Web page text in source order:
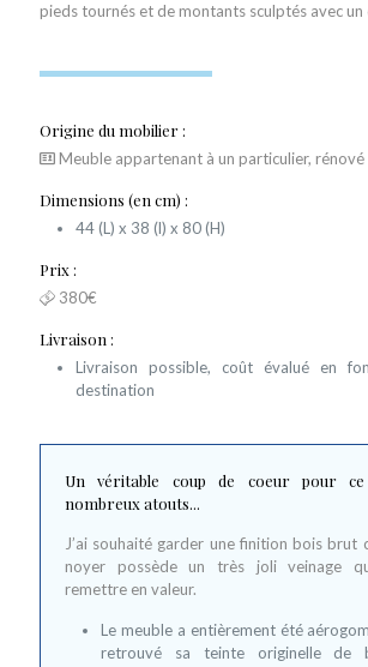
pieds tournés et de montants sculptés avec
Origine du mobilier :
Meuble appartenant à un particulier, rénové
Dimensions (en cm) :
44 (L) x 38 (l) x 80 (H)
Prix :
380€
Livraison :
Livraison possible, coût évalué en
destination
Un véritable coup de coeur pour
nombreux atouts...
J’ai souhaité garder une finition bois brut
noyer possède un très joli veinage
remettre en valeur.
Le meuble a entièrement été
retrouvé sa teinte originelle de